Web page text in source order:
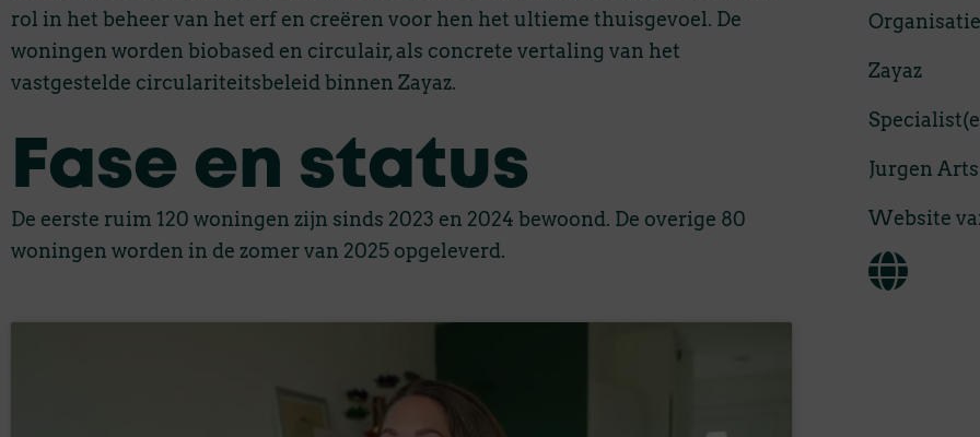
rol in het beheer van het erf en creëren voor hen het ultieme thuisgevoel. De
woningen worden biobased en circulair, als concrete vertaling van het
vastgestelde circulariteitsbeleid binnen Zayaz.
Fase en status
De eerste ruim 120 woningen zijn sinds 2023 en 2024 bewoond. De overige 80
woningen worden in de zomer van 2025 opgeleverd.
Organisatie
Zayaz
Jurgen Arts
Website